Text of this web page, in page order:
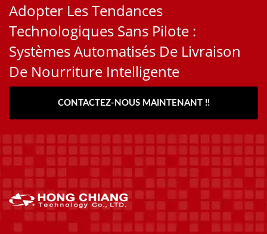
Adopter Les Tendances
Technologiques Sans Pilote :
Systèmes Automatisés De Livraison
De Nourriture Intelligente
CONTACTEZ-NOUS MAINTENANT !!